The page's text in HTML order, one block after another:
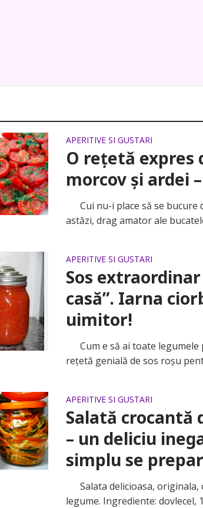
APERITIVE SI GUSTARI
O rețetă expres
morcov și ardei
Cui nu-i place să se bucure
astăzi, drag amator ale
APERITIVE SI GUSTARI
Sos
casă”. Iarna
uimitor!
Cum e să ai toate legumele
rețetă genială de sos roșu
APERITIVE SI GUSTARI
Salată crocantă
– un deliciu
simplu se
Salata delicioasa, originala,
legume. Ingrediente: dovlecel,